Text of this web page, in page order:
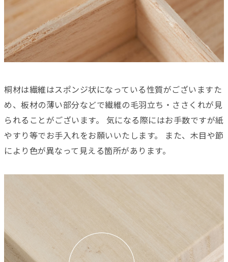
桐材は繊維はスポンジ状になっている性質がございますた
め、板材の薄い部分などで繊維の毛羽立ち・ささくれが見
られることがございます。 気になる際にはお手数ですが紙
やすり等でお手入れをお願いいたします。 また、木目や節
により色が異なって見える箇所があります。